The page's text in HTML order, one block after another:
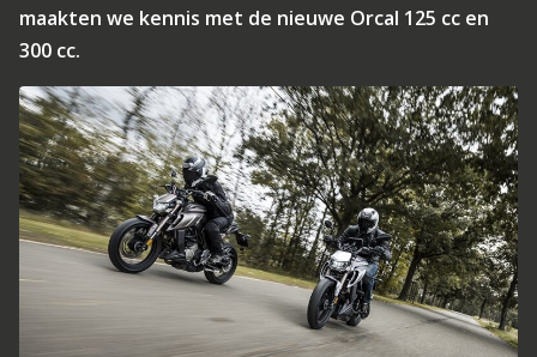
maakten we kennis met de nieuwe Orcal 125 cc en
300 cc.